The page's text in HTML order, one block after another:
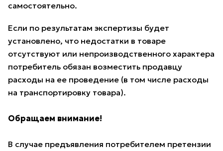
самостоятельно.
Если по результатам экспертизы будет
установлено, что недостатки в товаре
отсутствуют или непроизводственного характера
потребитель обязан возместить продавцу
расходы на ее проведение (в том числе расходы
на транспортировку товара).
Обращаем внимание!
В случае предъявления потребителем претензии